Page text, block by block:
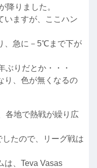
降りました。
いますが、ここハン
、急に－5℃まで下が
ぶりだとか・・・
り、色が無くなるの
各地で熱戦が繰り広
たので、リーグ戦は
は、Teva Vasas